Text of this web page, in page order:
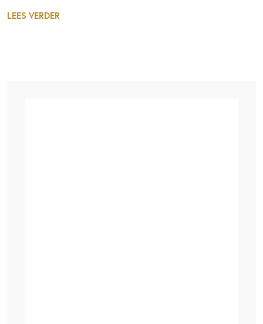
LEES VERDER